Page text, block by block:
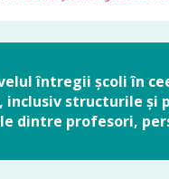
întregii școli în
structurile și
dintre profesori,